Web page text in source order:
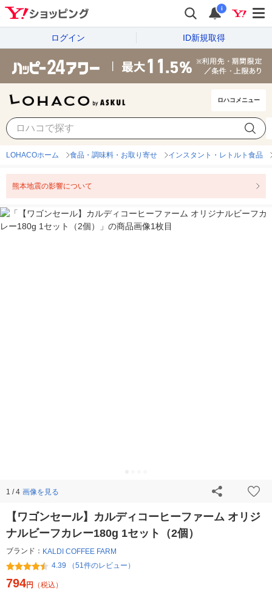
i
ログイン ID新規取得
ロハコメニュー
LOHACOホーム 食品・調味料・お取り寄せ インスタント・レトルト食品
熊本地震の影響について
1 / 4 画像を見る
【ワゴンセール】カルディコーヒーファーム オリジ
ナルビーフカレー180g 1セット（2個）
ブランド： KALDI COFFEE FARM
4.39 （51件のレビュー）
794円
（税込）